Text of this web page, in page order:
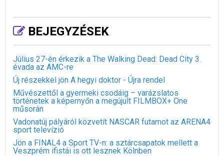
BEJEGYZÉSEK
Július 27-én érkezik a The Walking Dead: Dead City 3.
évada az AMC-re
Új részekkel jön A hegyi doktor - Újra rendel
Művészettől a gyermeki csodáig – varázslatos
történetek a képernyőn a megújult FILMBOX+ One
műsorán
Vadonatúj pályáról közvetít NASCAR futamot az ARENA4
sport televízió
Jön a FINAL4 a Sport TV-n: a sztárcsapatok mellett a
Veszprém ifistái is ott lesznek Kölnben